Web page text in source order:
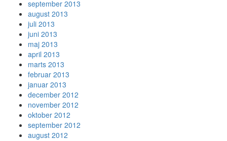
september 2013
august 2013
juli 2013
juni 2013
maj 2013
april 2013
marts 2013
februar 2013
januar 2013
december 2012
november 2012
oktober 2012
september 2012
august 2012